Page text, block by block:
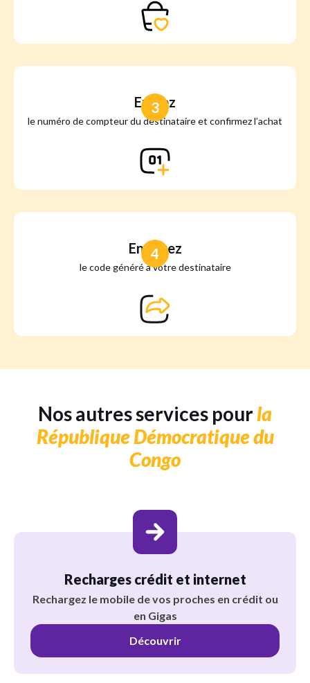
Entrez
le numéro de compteur du destinataire et confirmez l’achat
3
Envoyez
le code généré à votre destinataire
4
Nos autres services pourla
République Démocratique du
Congo
Recharges crédit et internet
Rechargez le mobile de vos proches en crédit ou
en Gigas
Découvrir